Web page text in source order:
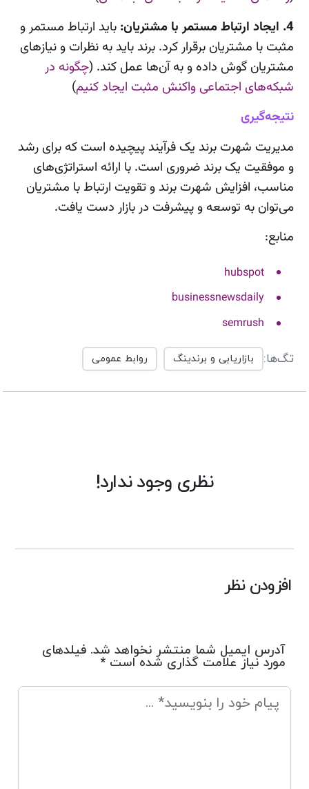
4. ایجاد ارتباط مستمر با مشتریان:
باید ارتباط مستمر و
مثبت با مشتریان برقرار کرد. برند باید به نظرات و نیازهای
مشتریان گوش داده و به آن‌ها عمل کند. (چگونه در
شبکه‌های اجتماعی واکنش مثبت ایجاد کنیم)
نتیجه‌گیری
مدیریت شهرت برند یک فرآیند پیچیده است که برای رشد
و موفقیت یک برند ضروری است. با ارائه استراتژی‌های
مناسب، افزایش شهرت برند و تقویت ارتباط با مشتریان
می‌توان به توسعه و پیشرفت در بازار دست یافت.
منابع:
hubspot
businessnewsdaily
semrush
تگ‌ها: بازاریابی و برندینگ روابط عمومی
نظری وجود ندارد!
افزودن نظر
آدرس ایمیل شما منتشر نخواهد شد. فیلدهای
مورد نیاز علامت گذاری شده است *